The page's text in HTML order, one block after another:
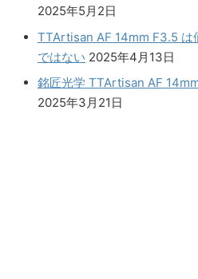
2025年5月2日
TTArtisan AF 14mm F3.5 は
ではない 2025年4月13日
銘匠光学 TTArtisan AF
2025年3月21日